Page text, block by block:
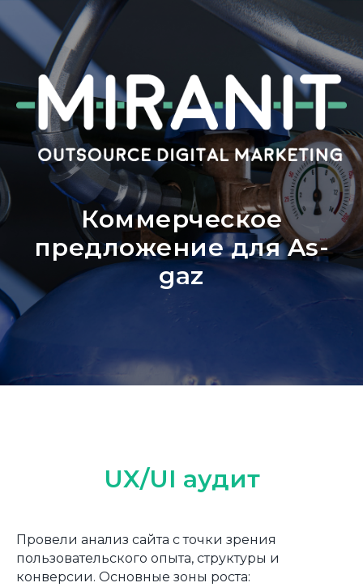
Коммерческое
предложение для As-
gaz
UX/UI аудит
Провели анализ сайта с точки зрения
пользовательского опыта, структуры и
конверсии. Основные зоны роста: